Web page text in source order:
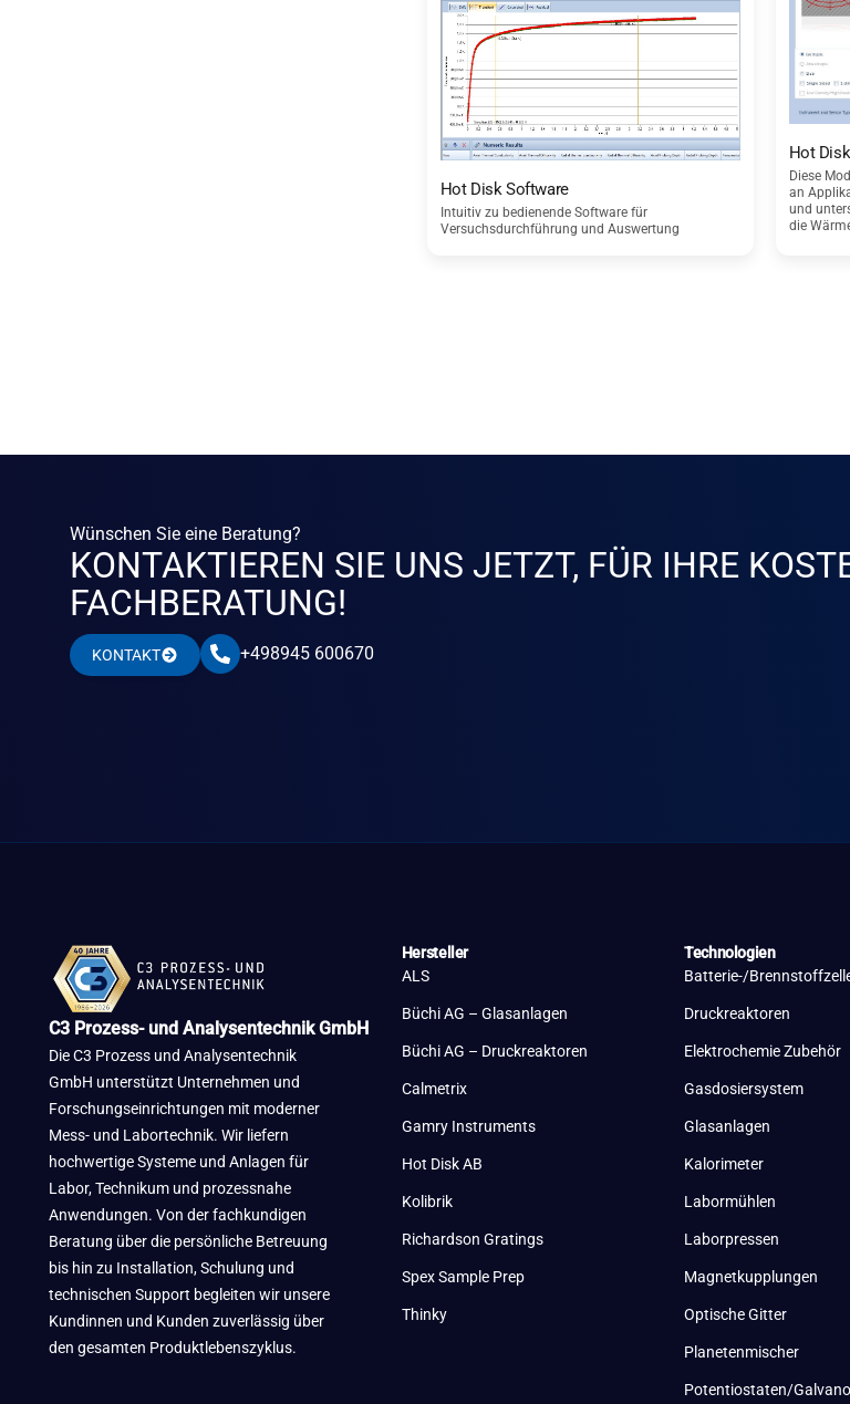
Hot Disk Software
Intuitiv zu bedienende Software für
Versuchsdurchführung und Auswertung
Hot
Diese
an
und
die
Wünschen Sie eine Beratung?
KONTAKTIEREN SIE UNS JETZT, FÜR IHRE
FACHBERATUNG!
KONTAKT +498945 600670
C3 Prozess- und Analysentechnik GmbH
Die C3 Prozess und Analysentechnik
GmbH unterstützt Unternehmen und
Forschungseinrichtungen mit moderner
Mess- und Labortechnik. Wir liefern
hochwertige Systeme und Anlagen für
Labor, Technikum und prozessnahe
Anwendungen. Von der fachkundigen
Beratung über die persönliche Betreuung
bis hin zu Installation, Schulung und
technischen Support begleiten wir unsere
Kundinnen und Kunden zuverlässig über
den gesamten Produktlebenszyklus.
Hersteller
ALS
Büchi AG – Glasanlagen
Büchi AG – Druckreaktoren
Calmetrix
Gamry Instruments
Hot Disk AB
Kolibrik
Richardson Gratings
Spex Sample Prep
Thinky
Technologien
Batterie-/
Druckreaktoren
Elektrochemie Zubehör
Gasdosiersystem
Glasanlagen
Kalorimeter
Labormühlen
Laborpressen
Magnetkupplungen
Optische Gitter
Planetenmischer
Potentiostaten/